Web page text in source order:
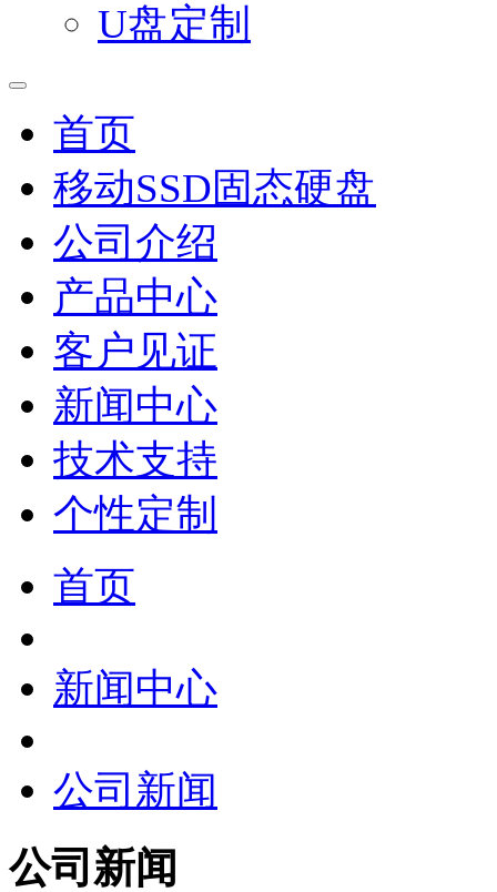
U盘定制
首页
移动SSD固态硬盘
公司介绍
产品中心
客户见证
新闻中心
技术支持
个性定制
首页
新闻中心
公司新闻
公司新闻